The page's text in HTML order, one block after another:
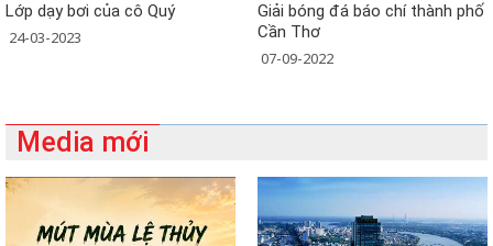
Lớp dạy bơi của cô Quý
24-03-2023
Giải bóng đá báo chí thành phố
Cần Thơ
07-09-2022
Media mới